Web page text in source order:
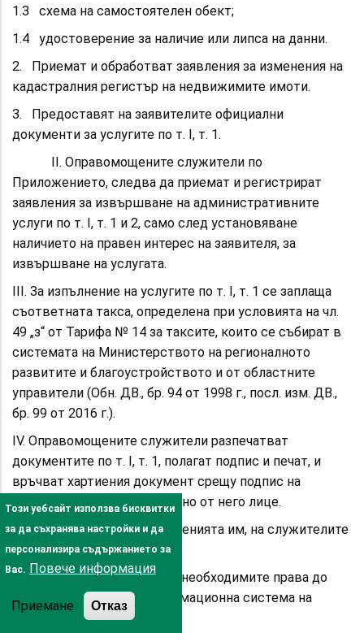
1.3 схема на самостоятелен обект;
1.4 удостоверение за наличие или липса на данни.
2. Приемат и обработват заявления за изменения на
кадастралния регистър на недвижимите имоти.
3. Предоставят на заявителите официални
документи за услугите по т. I, т. 1.
ІІ. Оправомощените служители по
Приложението, следва да приемат и регистрират
заявления за извършване на административните
услуги по т. I, т. 1 и 2, само след установяване
наличието на правен интерес на заявителя, за
извършване на услугата.
ІІІ. За изпълнение на услугите по т. I, т. 1 се заплаща
съответната такса, определена при условията на чл.
49 „з“ от Тарифа № 14 за таксите, които се събират в
системата на Министерството на регионалното
развитите и благоустройството и от областните
управители (Обн. ДВ., бр. 94 от 1998 г., посл. изм. ДВ.,
бр. 99 от 2016 г.).
IV. Оправомощените служители разпечатват
документите по т. I, т. 1, полагат подпис и печат, и
връчват хартиения документ срещу подпис на
заявителя или упълномощено от него лице.
V. За изпълнение на задълженията им, на служителите
по Приложението:
1. Да се осигури достъп с необходимите права до
административната информационна система на
Този уебсайт използва бисквитки
за да съхранява настройки и да
персонализира съдържанието за
Вас. Повече информация
Приемане Отказ